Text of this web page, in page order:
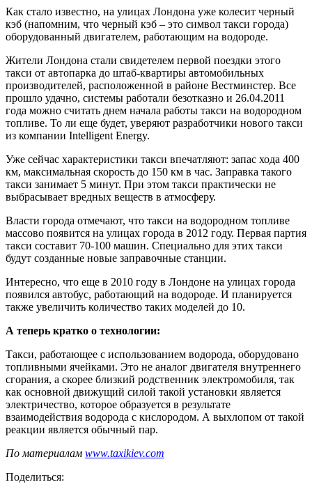
Как стало известно, на улицах Лондона уже колесит черный
кэб (напомним, что черный кэб – это символ такси города)
оборудованный двигателем, работающим на водороде.
Жители Лондона стали свидетелем первой поездки этого
такси от автопарка до штаб-квартиры автомобильных
производителей, расположенной в районе Вестминстер. Все
прошло удачно, системы работали безотказно и 26.04.2011
года можно считать днем начала работы такси на водородном
топливе. То ли еще будет, уверяют разработчики нового такси
из компании Intelligent Energy.
Уже сейчас характеристики такси впечатляют: запас хода 400
км, максимальная скорость до 150 км в час. Заправка такого
такси занимает 5 минут. При этом такси практически не
выбрасывает вредных веществ в атмосферу.
Власти города отмечают, что такси на водородном топливе
массово появится на улицах города в 2012 году. Первая партия
такси составит 70-100 машин. Специально для этих такси
будут созданные новые заправочные станции.
Интересно, что еще в 2010 году в Лондоне на улицах города
появился автобус, работающий на водороде. И планируется
также увеличить количество таких моделей до 10.
А теперь кратко о технологии:
Такси, работающее с использованием водорода, оборудовано
топливными ячейками. Это не аналог двигателя внутреннего
сгорания, а скорее близкий родственник электромобиля, так
как основной движущий силой такой установки является
электричество, которое образуется в результате
взаимодействия водорода с кислородом. А выхлопом от такой
реакции является обычный пар.
По материалам www.taxikiev.com
Поделиться: